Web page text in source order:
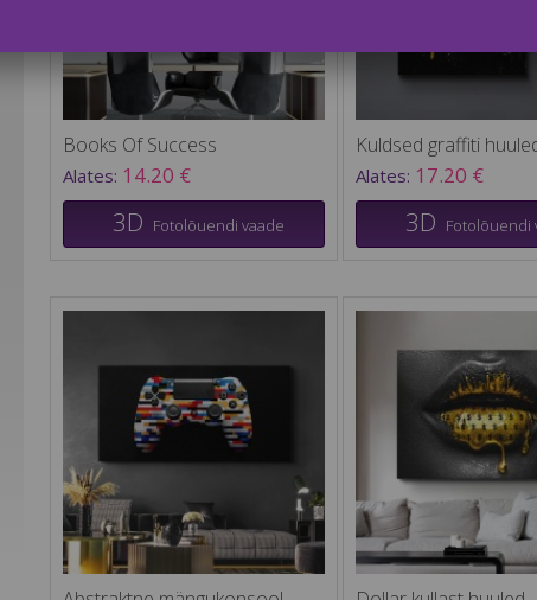
Books Of Success
Alates: 14.20 €
3D Fotolõuendi vaade
Kuldsed graffiti
Alates: 17.20 €
3D Fotolõuendi